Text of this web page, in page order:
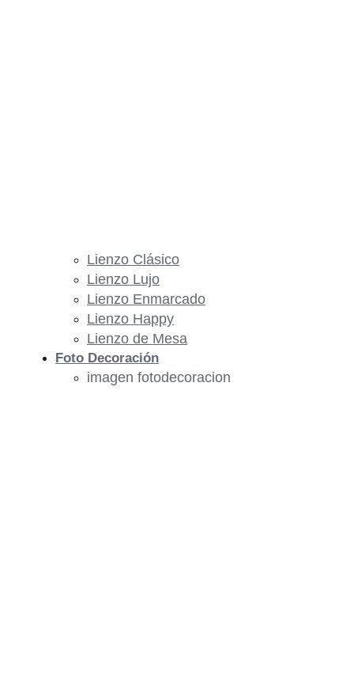
Lienzo Clásico
Lienzo Lujo
Lienzo Enmarcado
Lienzo Happy
Lienzo de Mesa
Foto Decoración
imagen fotodecoracion